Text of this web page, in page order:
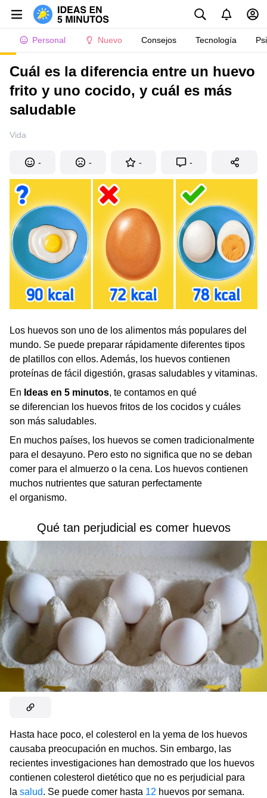
Personal Nuevo Consejos Tecnología
Cuál es la diferencia entre un huevo
frito y uno cocido, y cuál es más
saludable
Vida
- - - -
Los huevos son uno de los alimentos más populares del
mundo. Se puede preparar rápidamente diferentes tipos
de platillos con ellos. Además, los huevos contienen
proteínas de fácil digestión, grasas saludables y vitaminas.
En Ideas en 5 minutos, te contamos en qué
se diferencian los huevos fritos de los cocidos y cuáles
son más saludables.
En muchos países, los huevos se comen tradicionalmente
para el desayuno. Pero esto no significa que no se deban
comer para el almuerzo o la cena. Los huevos contienen
muchos nutrientes que saturan perfectamente
el organismo.
Qué tan perjudicial es comer huevos
Hasta hace poco, el colesterol en la yema de los huevos
causaba preocupación en muchos. Sin embargo, las
recientes investigaciones han demostrado que los huevos
contienen colesterol dietético que no es perjudicial para
la salud. Se puede comer hasta 12 huevos por semana.